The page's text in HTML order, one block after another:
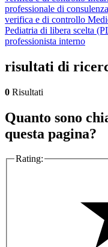
professionale di
verifica e di controllo
Pediatria di libera scelta
professionista interno
risultati di
0 Risultati
Quanto sono
questa pagina?
Rating: